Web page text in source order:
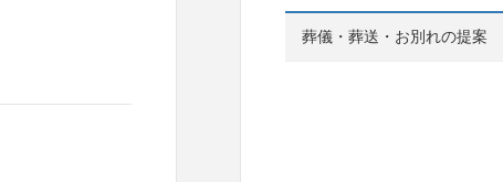
葬儀・葬送・お別れの提案